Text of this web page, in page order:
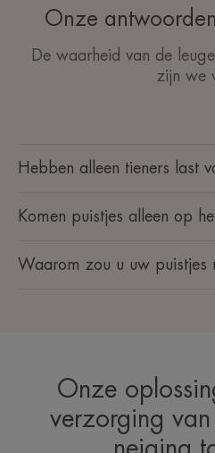
Onze
De waarheid van de
zijn we
Hebben alleen tieners last
Komen puistjes alleen op
Waarom zou u uw puistjes
Onze
verzorging